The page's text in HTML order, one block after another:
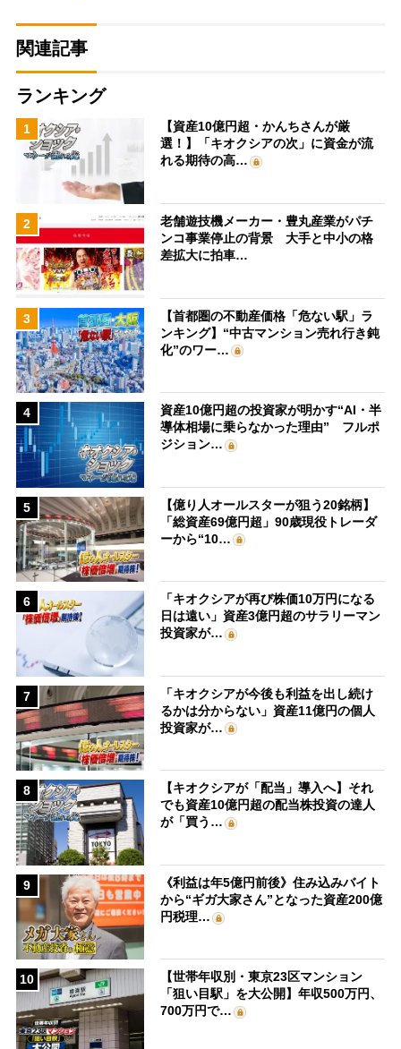
関連記事
ランキング
1
【資産10億円超・かんちさんが厳
選！】「キオクシアの次」に資金が流
れる期待の高…
2
老舗遊技機メーカー・豊丸産業がパチ
ンコ事業停止の背景 大手と中小の格
差拡大に拍車…
3
【首都圏の不動産価格「危ない駅」ラ
ンキング】“中古マンション売れ行き鈍
化”のワー…
4
資産10億円超の投資家が明かす“AI・半
導体相場に乗らなかった理由” フルポ
ジション…
5
【億り人オールスターが狙う20銘柄】
「総資産69億円超」90歳現役トレーダ
ーから“10…
6
「キオクシアが再び株価10万円になる
日は遠い」資産3億円超のサラリーマン
投資家が…
7
「キオクシアが今後も利益を出し続け
るかは分からない」資産11億円の個人
投資家が…
8
【キオクシアが「配当」導入へ】それ
でも資産10億円超の配当株投資の達人
が「買う…
9
《利益は年5億円前後》住み込みバイト
から“ギガ大家さん”となった資産200億
円税理…
10
【世帯年収別・東京23区マンション
「狙い目駅」を大公開】年収500万円、
700万円で…